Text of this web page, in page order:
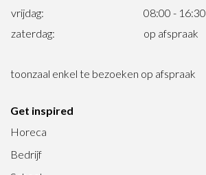
vrijdag:
08:00 - 16:30
zaterdag:
op afspraak
toonzaal enkel te bezoeken op afspraak
Get inspired
Horeca
Bedrijf